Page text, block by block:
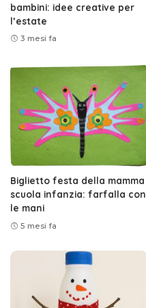
bambini: idee creative per
l’estate
3 mesi fa
Biglietto festa della mamma
scuola infanzia: farfalla con
le mani
5 mesi fa